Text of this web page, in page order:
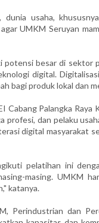
usaha,
UMKM Seruyan
potensi besar di sektor
digital.
bagi produk lokal dan
Cabang Palangka
profesi, dan pelaku
digital masyarakat
pelatihan ini
masing. UMKM
katanya.
Perindustrian dan